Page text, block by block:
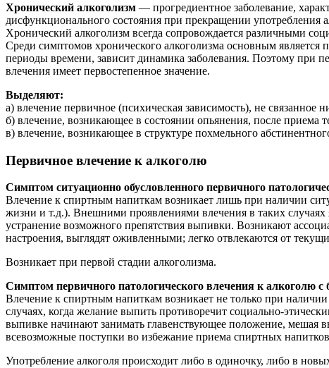
Хронический алкоголизм — прогредиентное заболевание,
дисфункционального состояния при прекращении употребления
Хронический алкоголизм всегда сопровождается различными
Среди симптомов хронического алкоголизма основным
периоды времени, зависит динамика заболевания. Поэтому при
влечения имеет первостепенное значение.
Выделяют:
а) влечение первичное (психическая зависимость), не
б) влечение, возникающее в состоянии опьянения, после приема
в) влечение, возникающее в структуре похмельного
Первичное влечение к алкоголю
Симптом ситуационно обусловленного первичного
Влечение к спиртным напиткам возникает лишь при наличии
жизни и т.д.). Внешними проявлениями влечения в таких
устранение возможного препятствия выпивки. Возникают
настроения, выглядят оживленными; легко отвлекаются от
Возникает при первой стадии алкоголизма.
Симптом первичного патологического влечения к алкоголю
Влечение к спиртным напиткам возникает не только при
случаях, когда желание выпить противоречит социально-
выпивке начинают занимать главенствующее положение, мешая
всевозможные поступки во избежание приема спиртных
Употребление алкоголя происходит либо в одиночку, либо в